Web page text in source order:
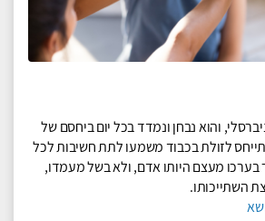
והוא נבחן ונמדד בכל יום ביחסם של
לזולת בכבוד משמעו לתת חשיבות לכל
בערכו מעצם היותו אדם, ולא בשל מעמדו,
השתייכותו.